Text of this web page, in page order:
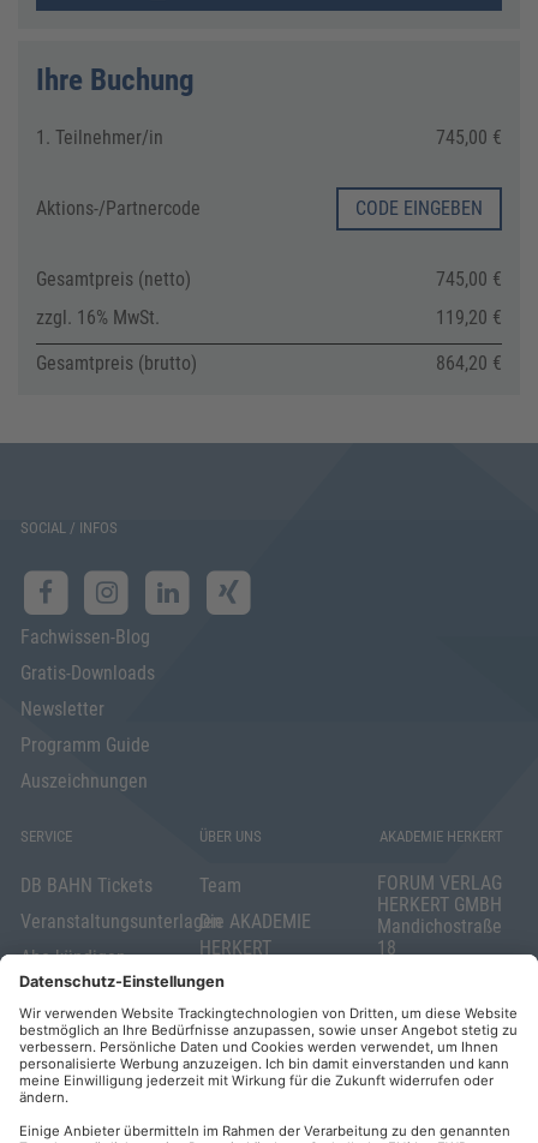
Ihre Buchung
1. Teilnehmer/in 745,00 €
Aktions-/Partnercode CODE EINGEBEN
Gesamtpreis (netto)
745,00 €
zzgl. 16% MwSt.
119,20 €
Gesamtpreis (brutto)
864,20 €
SOCIAL / INFOS
Fachwissen-Blog
Gratis-Downloads
Newsletter
Programm Guide
Auszeichnungen
SERVICE
DB BAHN Tickets
Veranstaltungsunterlagen
Abo kündigen
Widerrufsrecht
für Verbraucher
Elektronischer
Geschäftsverkehr
ÜBER UNS
Team
Die AKADEMIE
HERKERT
FORUM VERLAG
HERKERT
Kontakt
AKADEMIE HERKERT
FORUM VERLAG
HERKERT GMBH
Mandichostraße
18
Telefon: +49
(0)8233 381-123
Telefax: +49
(0)8233 381-222
E-Mail:
herkert.de